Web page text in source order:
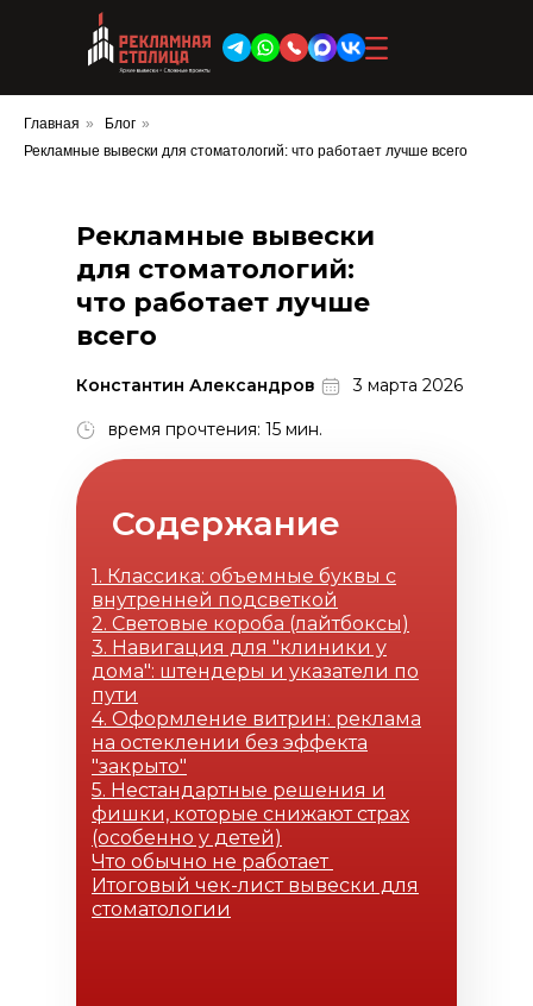
Услуги
Объемные вывески
Объемные световые буквы
Брендирование башенного крана
Рекламные стеллы и пилоны
Въездные стелы и въездные
площадки
Вывески
Наружные вывески
Световые вывески
Вывески-баннеры
Фасадные вывески
Световой короб
Светодиодные вывески
Для бизнеса
Вывески для стоматологии
Вывески для магазина
Вывески для ресторана
Вывески для автосервиса
Проект рекламной вывески
Акции
Главная » Блог »
Рекламные вывески для стоматологий: что работает лучше всего
Рекламные вывески
для стоматологий:
что работает лучше
всего
Константин Александров 3 марта 2026
время прочтения: 15 мин.
Содержание
1. Классика: объемные буквы с
внутренней подсветкой
2. Световые короба (лайтбоксы)
3. Навигация для "клиники у
дома": штендеры и указатели по
пути
4. Оформление витрин: реклама
на остеклении без эффекта
"закрыто"
5. Нестандартные решения и
фишки, которые снижают страх
(особенно у детей)
Что обычно не работает
Итоговый чек-лист вывески для
стоматологии